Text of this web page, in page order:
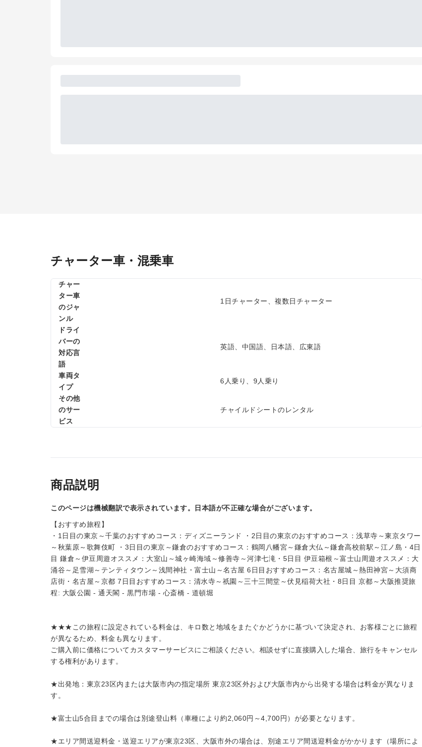
チャーター車・混乗車
チャー
ター車
のジャ
ンル
1日チャーター、複数日チャーター
ドライ
バーの
対応言
語
英語、中国語、日本語、広東語
車両タ
イプ
6人乗り、9人乗り
その他
のサー
ビス
チャイルドシートのレンタル
商品説明
このページは機械翻訳で表示されています。日本語が不正確な場合がございます。
【おすすめ旅程】
・1日目の東京～千葉のおすすめコース：ディズニーランド ・2日目の東京のおすすめコース：浅草寺～東京タワー
～秋葉原～歌舞伎町 ・3日目の東京～鎌倉のおすすめコース：鶴岡八幡宮～鎌倉大仏～鎌倉高校前駅～江ノ島・4日
目 鎌倉～伊豆周遊オススメ：大室山～城ヶ崎海域～修善寺～河津七滝・5日目 伊豆箱根～富士山周遊オススメ：大
涌谷～足雪湖～テンティタウン～浅間神社・富士山～名古屋 6日目おすすめコース：名古屋城～熱田神宮～大須商
店街・名古屋～京都 7日目おすすめコース：清水寺～祇園～三十三間堂～伏見稲荷大社・8日目 京都～大阪推奨旅
程: 大阪公園 - 通天閣 - 黒門市場 - 心斎橋 - 道頓堀
★★★この旅程に設定されている料金は、キロ数と地域をまたぐかどうかに基づいて決定され、お客様ごとに旅程
が異なるため、料金も異なります。
ご購入前に価格についてカスタマーサービスにご相談ください。相談せずに直接購入した場合、旅行をキャンセル
する権利があります。
★出発地：東京23区内または大阪市内の指定場所 東京23区外および大阪市内から出発する場合は料金が異なりま
す。
★富士山5合目までの場合は別途登山料（車種により約2,060円～4,700円）が必要となります。
★エリア間送迎料金・送迎エリアが東京23区、大阪市外の場合は、別途エリア間送迎料金がかかります（場所によ